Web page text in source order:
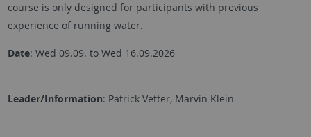
course is only designed for participants with previous
experience of running water.
Date: Wed 09.09. to Wed 16.09.2026
Leader/Information: Patrick Vetter, Marvin Klein